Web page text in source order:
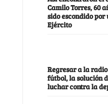
Camilo Torres, 60
sido escondido
Ejército
Regresar a la
fútbol, la solución
luchar contra la